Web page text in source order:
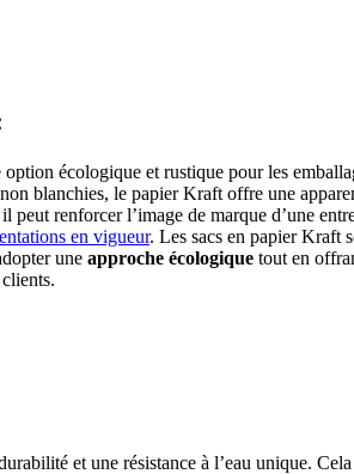
écologique et rustique pour les
blanchies, le papier Kraft offre une
peut renforcer l’image de marque d’une
en vigueur. Les sacs en papier Kraft
une approche écologique tout en
et une résistance à l’eau unique.